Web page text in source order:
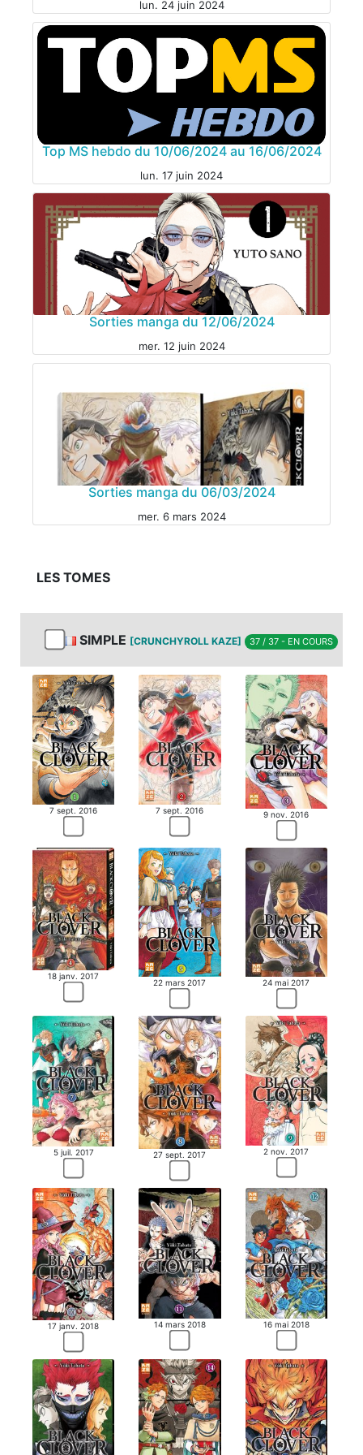
lun. 24 juin 2024
MANGA
Top MS hebdo du 10/06/2024 au 16/06/2024
lun. 17 juin 2024
MANGA
Sorties manga du 12/06/2024
mer. 12 juin 2024
MANGA
Sorties manga du 06/03/2024
mer. 6 mars 2024
LES TOMES
SIMPLE [CRUNCHYROLL KAZE] 37 / 37 - EN COURS
7 sept. 2016 7 sept. 2016 9 nov. 2016
18 janv. 2017
22 mars 2017 24 mai 2017
5 juil. 2017 27 sept. 2017 2 nov. 2017
17 janv. 2018 14 mars 2018 16 mai 2018